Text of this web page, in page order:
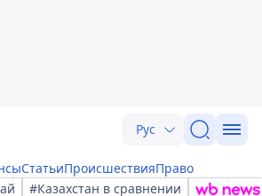
Рус
СтатьиПроисшествияПраво
#Казахстан в сравнении